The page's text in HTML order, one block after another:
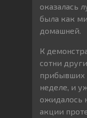
оказалась
была как
домашней.
К
сотни
прибывших
неделе, и
ожидалось
акции